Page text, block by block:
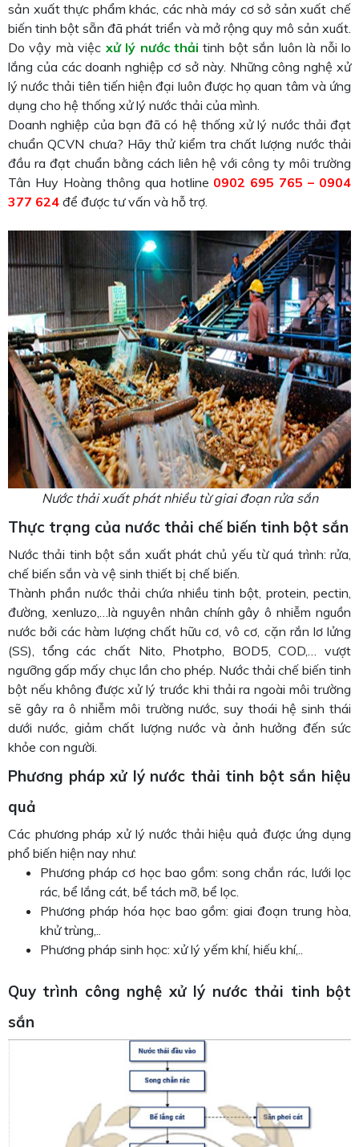
sản xuất thực phẩm khác, các nhà máy cơ sở sản xuất chế
biến tinh bột sẵn đã phát triển và mở rộng quy mô sản xuất.
Do vậy mà việc xử lý nước thải tinh bột sắn luôn là nỗi lo
lắng của các doanh nghiệp cơ sở này. Những công nghệ xử
lý nước thải tiên tiến hiện đại luôn được họ quan tâm và ứng
dụng cho hệ thống xử lý nước thải của mình.
Doanh nghiệp của bạn đã có hệ thống xử lý nước thải đạt
chuẩn QCVN chưa? Hãy thử kiểm tra chất lượng nước thải
đầu ra đạt chuẩn bằng cách liên hệ với công ty môi trường
Tân Huy Hoàng thông qua hotline 0902 695 765 – 0904
377 624 để được tư vấn và hỗ trợ.
Nước thải xuất phát nhiều từ giai đoạn rửa sắn
Thực trạng của nước thải chế biến tinh bột sắn
Nước thải tinh bột sắn xuất phát chủ yếu từ quá trình: rửa,
chế biến sắn và vệ sinh thiết bị chế biến.
Thành phần nước thải chứa nhiều tinh bột, protein, pectin,
đường, xenluzo,…là nguyên nhân chính gây ô nhiễm nguồn
nước bởi các hàm lượng chất hữu cơ, vô cơ, cặn rắn lơ lửng
(SS), tổng các chất Nito, Photpho, BOD5, COD,… vượt
ngưỡng gấp mấy chục lần cho phép. Nước thải chế biến tinh
bột nếu không được xử lý trước khi thải ra ngoài môi trường
sẽ gây ra ô nhiễm môi trường nước, suy thoái hệ sinh thái
dưới nước, giảm chất lượng nước và ảnh hưởng đến sức
khỏe con người.
Phương pháp xử lý nước thải tinh bột sắn hiệu
quả
Các phương pháp xử lý nước thải hiệu quả được ứng dụng
phổ biến hiện nay như:
Phương pháp cơ học bao gồm: song chắn rác, lưới lọc
rác, bể lắng cát, bể tách mỡ, bể lọc.
Phương pháp hóa học bao gồm: giai đoạn trung hòa,
khử trùng,..
Phương pháp sinh học: xử lý yếm khí, hiếu khí,..
Quy trình công nghệ xử lý nước thải tinh bột
sắn